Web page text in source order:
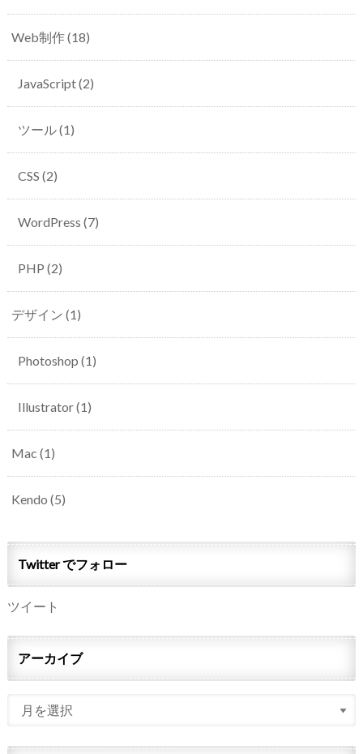
Web制作(18)
JavaScript(2)
ツール(1)
CSS (2)
WordPress (7)
PHP (2)
デザイン (1)
Photoshop (1)
Illustrator(1)
Mac (1)
Kendo (5)
Twitter でフォロー
ツイート
アーカイブ